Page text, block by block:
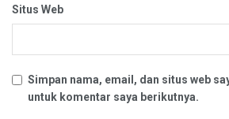
Situs Web
Simpan nama, email, dan situs web
untuk komentar saya berikutnya.